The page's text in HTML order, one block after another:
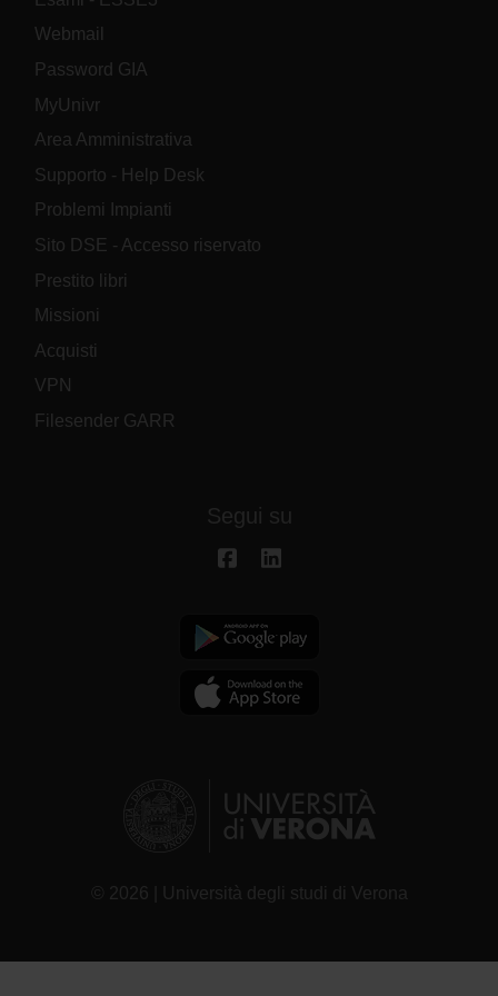
Webmail
Password GIA
MyUnivr
Area Amministrativa
Supporto - Help Desk
Problemi Impianti
Sito DSE - Accesso riservato
Prestito libri
Missioni
Acquisti
VPN
Filesender GARR
Segui su
© 2026 | Università degli studi di Verona